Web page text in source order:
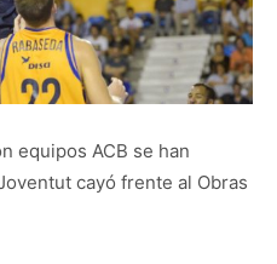
equipos ACB se han
cayó frente al Obras